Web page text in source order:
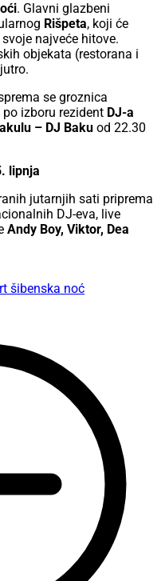
. Glavni glazbeni
Rišpeta, koji će
najveće hitove.
objekata (restorana i
se groznica
izboru rezident DJ-a
– DJ Baku od 22.30
lipnja
jutarnjih sati priprema
DJ-eva, live
Andy Boy, Viktor, Dea
šibenska noć